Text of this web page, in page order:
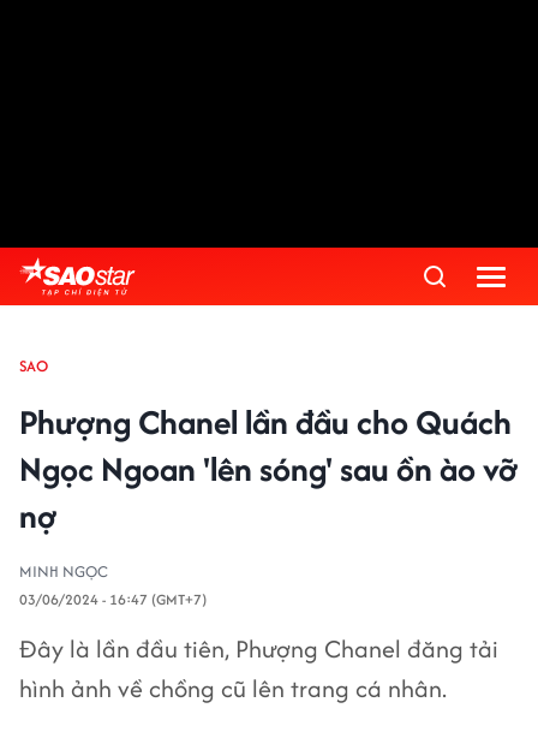
SAO
Phượng Chanel lần đầu cho Quách
Ngọc Ngoan 'lên sóng' sau ồn ào vỡ
nợ
MINH NGỌC
03/06/2024 - 16:47 (GMT+7)
Đây là lần đầu tiên, Phượng Chanel đăng tải
hình ảnh về chồng cũ lên trang cá nhân.